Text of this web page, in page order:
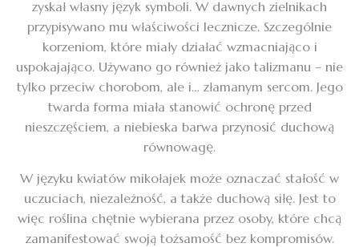
zyskał własny język symboli. W dawnych zielnikach
przypisywano mu właściwości lecznicze. Szczególnie
korzeniom, które miały działać wzmacniająco i
uspokajająco. Używano go również jako talizmanu – nie
tylko przeciw chorobom, ale i… złamanym sercom. Jego
twarda forma miała stanowić ochronę przed
nieszczęściem, a niebieska barwa przynosić duchową
równowagę.
W języku kwiatów mikołajek może oznaczać stałość w
uczuciach, niezależność, a także duchową siłę. Jest to
więc roślina chętnie wybierana przez osoby, które chcą
zamanifestować swoją tożsamość bez kompromisów.